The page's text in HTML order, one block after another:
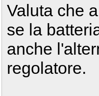
Valuta che
se la
anche
regolatore.